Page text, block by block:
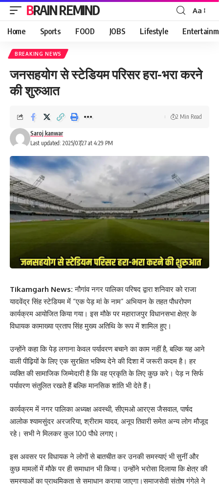
BRAIN REMIND
Font
Resizer
Aa
Home Sports FOOD JOBS Lifestyle
BREAKING NEWS
जनसहयोग से स्टेडियम परिसर हरा-भरा करने
की शुरुआत
Last updated: 2025/07/27 at 4:29 PM
Saroj kanwar
2 Min Read
Tikamgarh News: नौगांव नगर पालिका परिषद द्वारा शनिवार को राजा
यादवेंद्र सिंह स्टेडियम में “एक पेड़ मां के नाम” अभियान के तहत पौधरोपण
कार्यक्रम आयोजित किया गया। इस मौके पर महाराजपुर विधानसभा क्षेत्र के
विधायक कामाख्या प्रताप सिंह मुख्य अतिथि के रूप में शामिल हुए।
उन्होंने कहा कि पेड़ लगाना केवल पर्यावरण बचाने का काम नहीं है, बल्कि यह आने
वाली पीढ़ियों के लिए एक सुरक्षित भविष्य देने की दिशा में जरूरी कदम है। हर
व्यक्ति की सामाजिक जिम्मेदारी है कि वह प्रकृति के लिए कुछ करे। पेड़ न सिर्फ
पर्यावरण संतुलित रखते हैं बल्कि मानसिक शांति भी देते हैं।
कार्यक्रम में नगर पालिका अध्यक्ष अवस्थी, सीएमओ आरएस जैसवाल, पार्षद
आलोक श्यामसुंदर अरजरिया, श्रीराम यादव, अनूप तिवारी समेत अन्य लोग मौजूद
रहे। सभी ने मिलकर कुल 100 पौधे लगाए।
इस अवसर पर विधायक ने लोगों से बातचीत कर उनकी समस्याएं भी सुनीं और
कुछ मामलों में मौके पर ही समाधान भी किया। उन्होंने भरोसा दिलाया कि क्षेत्र की
समस्याओं का प्राथमिकता से समाधान कराया जाएगा।समाजसेवी संतोष गंगेले ने